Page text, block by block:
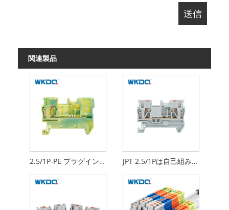
関連製品
2.5/1P-PE プラグイン接続アース端子台自己アセンブリのためのクイックコネクト JPT 2.5/1Pは自己組み立てのための接続端子台の速いCEの証明書を差し込みます